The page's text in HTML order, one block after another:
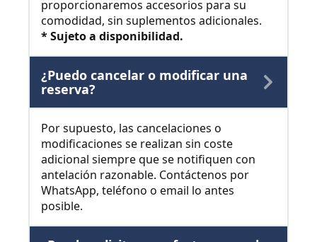
proporcionaremos accesorios para su
comodidad, sin suplementos adicionales.
* Sujeto a disponibilidad.
¿Puedo cancelar o modificar una
reserva?
Por supuesto, las cancelaciones o
modificaciones se realizan sin coste
adicional siempre que se notifiquen con
antelación razonable. Contáctenos por
WhatsApp, teléfono o email lo antes
posible.